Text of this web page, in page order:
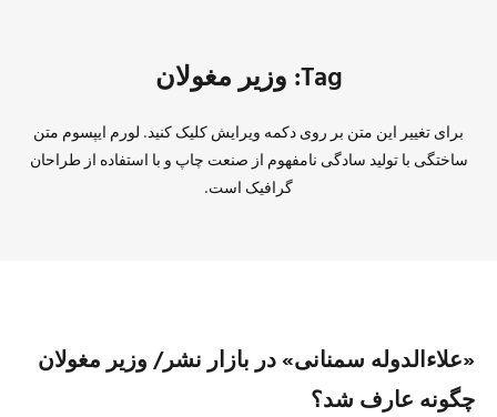
Tag: وزیر مغولان
برای تغییر این متن بر روی دکمه ویرایش کلیک کنید. لورم ایپسوم متن
ساختگی با تولید سادگی نامفهوم از صنعت چاپ و با استفاده از طراحان
گرافیک است.
«علاءالدوله سمنانی» در بازار نشر/ وزیر مغولان
چگونه عارف شد؟